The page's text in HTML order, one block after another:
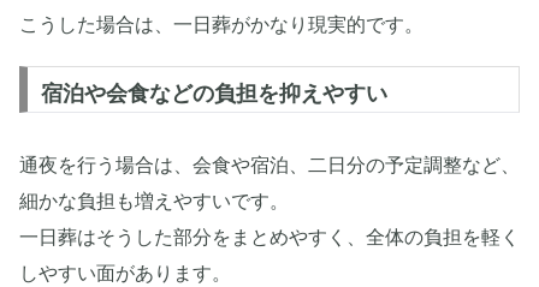
こうした場合は、一日葬がかなり現実的です。
宿泊や会食などの負担を抑えやすい
通夜を行う場合は、会食や宿泊、二日分の予定調整など、
細かな負担も増えやすいです。
一日葬はそうした部分をまとめやすく、全体の負担を軽く
しやすい面があります。